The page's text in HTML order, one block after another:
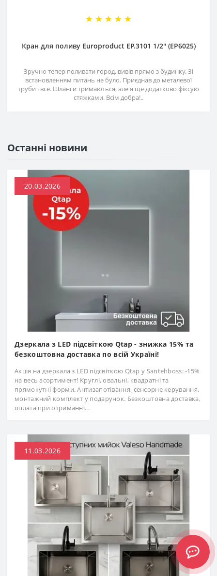
Кран для поливу Europroduct EP.3101 1/2" (EP6025)
Зручно тепер поливати город, вивів прямо з будинку. Зі
встановленням питань не було. Приєднав до металевої
труби і все. Шланги тримаються, але я ще додатково фіксую
стяжками. Всім добра!..
Останні новини
20.03.2026
Дзеркала з LED підсвіткою Qtap - знижка 15% та
безкоштовна доставка по всій Україні!
Акція на дзеркала з LED підсвіткою Qtap у Santehboss: -15%
на весь асортимент! Круглі, овальні, квадратні та
прямокутні форми. Антизапотівання, сенсорне керування,
монтажний комплект у подарунок. Безкоштовна доставка,
оплата при отриманні...
11.03.2026